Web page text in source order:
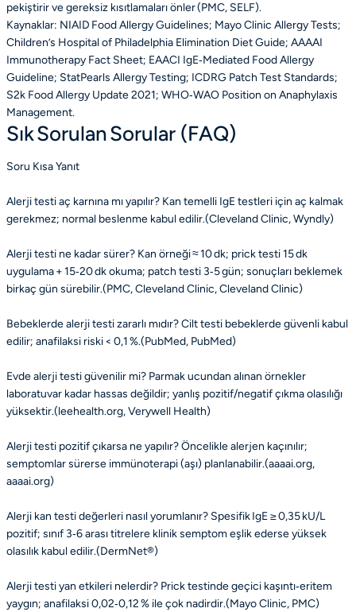
pekiştirir ve gereksiz kısıtlamaları önler (PMC, SELF).
Kaynaklar: NIAID Food Allergy Guidelines; Mayo Clinic Allergy Tests;
Children’s Hospital of Philadelphia Elimination Diet Guide; AAAAI
Immunotherapy Fact Sheet; EAACI IgE‑Mediated Food Allergy
Guideline; StatPearls Allergy Testing; ICDRG Patch Test Standards;
S2k Food Allergy Update 2021; WHO‑WAO Position on Anaphylaxis
Management.
Sık Sorulan Sorular (FAQ)
Soru Kısa Yanıt
Alerji testi aç karnına mı yapılır? Kan temelli IgE testleri için aç kalmak
gerekmez; normal beslenme kabul edilir.(Cleveland Clinic, Wyndly)
Alerji testi ne kadar sürer? Kan örneği ≈ 10 dk; prick testi 15 dk
uygulama + 15‑20 dk okuma; patch testi 3‑5 gün; sonuçları beklemek
birkaç gün sürebilir.(PMC, Cleveland Clinic, Cleveland Clinic)
Bebeklerde alerji testi zararlı mıdır?Cilt testi bebeklerde güvenli kabul
edilir; anafilaksi riski < 0,1 %.(PubMed, PubMed)
Evde alerji testi güvenilir mi? Parmak ucundan alınan örnekler
laboratuvar kadar hassas değildir; yanlış pozitif/negatif çıkma olasılığı
yüksektir.(leehealth.org, Verywell Health)
Alerji testi pozitif çıkarsa ne yapılır?Öncelikle alerjen kaçınılır;
semptomlar sürerse immünoterapi (aşı) planlanabilir.(aaaai.org,
aaaai.org)
Alerji kan testi değerleri nasıl yorumlanır? Spesifik IgE ≥ 0,35 kU/L
pozitif; sınıf 3‑6 arası titrelere klinik semptom eşlik ederse yüksek
olasılık kabul edilir.(DermNet®)
Alerji testi yan etkileri nelerdir? Prick testinde geçici kaşıntı‑eritem
yaygın; anafilaksi 0,02‑0,12 % ile çok nadirdir.(Mayo Clinic, PMC)